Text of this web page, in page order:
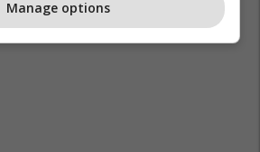
Manage options